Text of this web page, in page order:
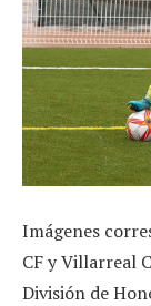
Imágenes
CF y Villarreal
División de